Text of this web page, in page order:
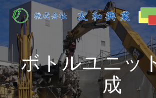
Skip
to
content
ボトルユニ
成